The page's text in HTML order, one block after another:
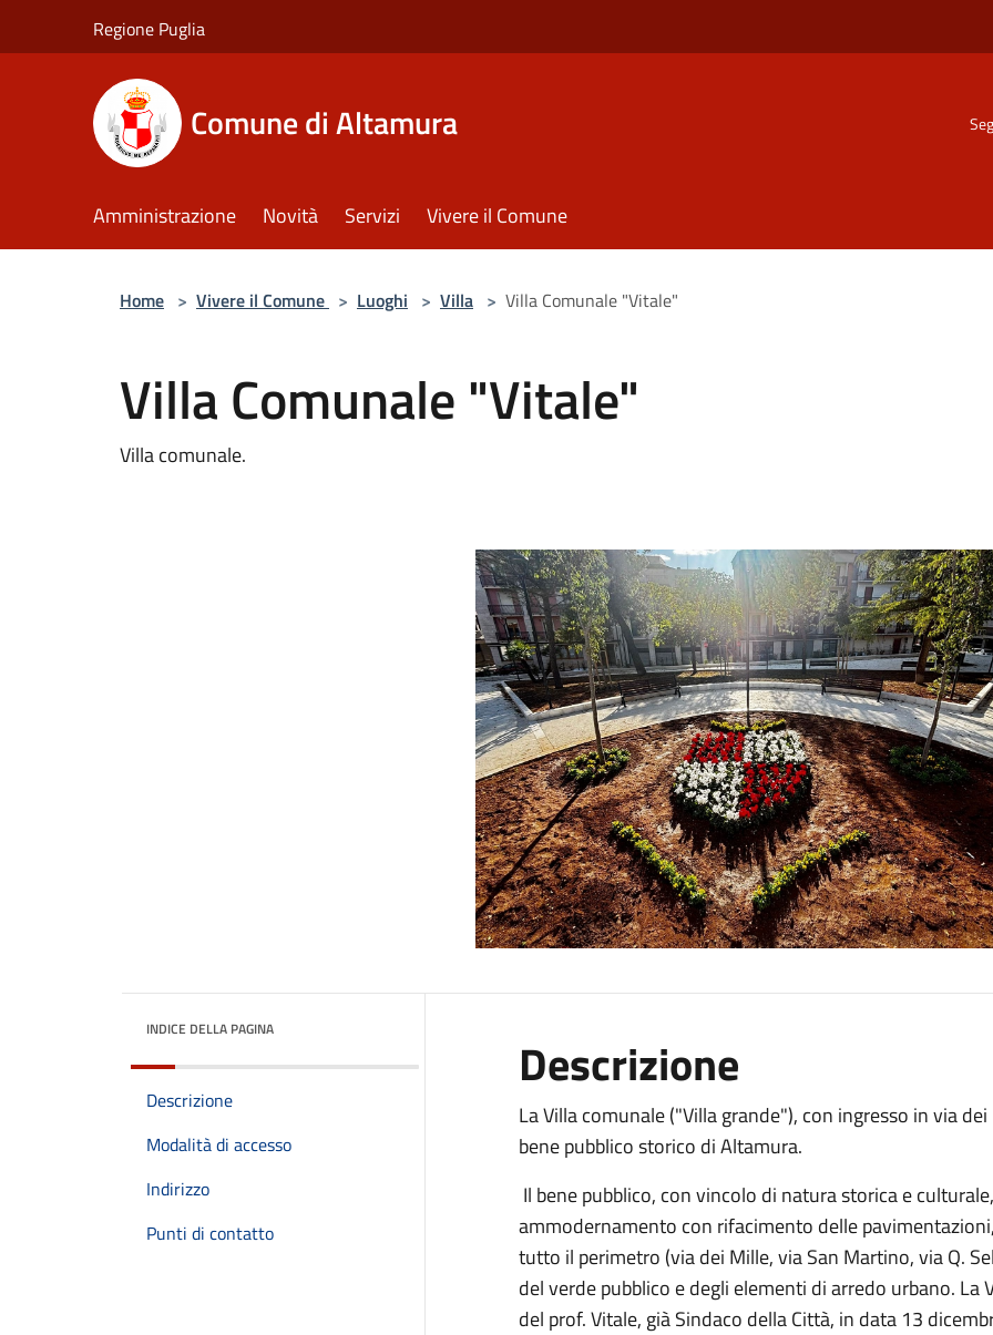
Regione Puglia
Comune di Altamura
Amministrazione Novità Servizi Vivere il Comune
Home > Vivere il Comune > Luoghi > Villa > Villa Comunale "Vitale"
Villa Comunale "Vitale"
Villa comunale.
INDICE DELLA PAGINA
Descrizione
Modalità di accesso
Indirizzo
Punti di contatto
Descrizione
La Villa comunale ("Villa grande"), con ingresso in via
bene pubblico storico di Altamura.
Il bene pubblico, con vincolo di natura storica e
ammodernamento con rifacimento delle
tutto il perimetro (via dei Mille, via San Martino, via Q.
del verde pubblico e degli elementi di arredo urbano.
del prof. Vitale, già Sindaco della Città, in data 13